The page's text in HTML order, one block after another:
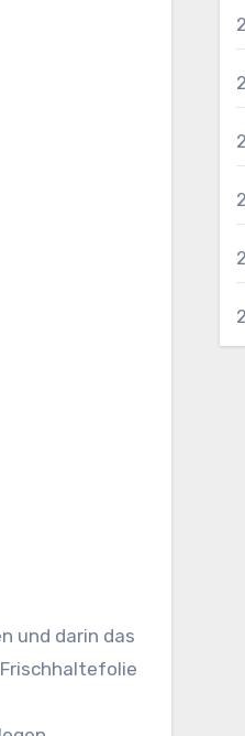
und darin das